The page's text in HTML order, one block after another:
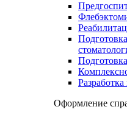
Оформление